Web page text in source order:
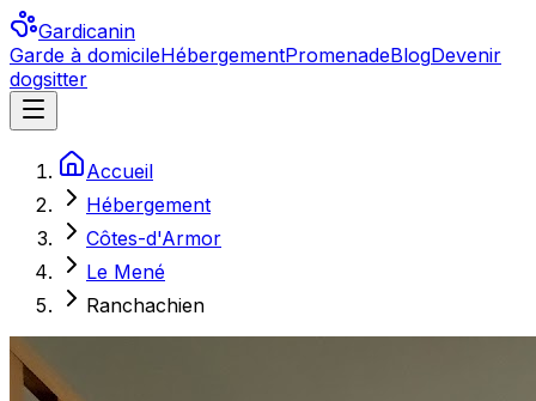
Gardicanin
Garde à domicileHébergementPromenadeBlogDevenir
dogsitter
Accueil
Hébergement
Côtes-d'Armor
Le Mené
Ranchachien